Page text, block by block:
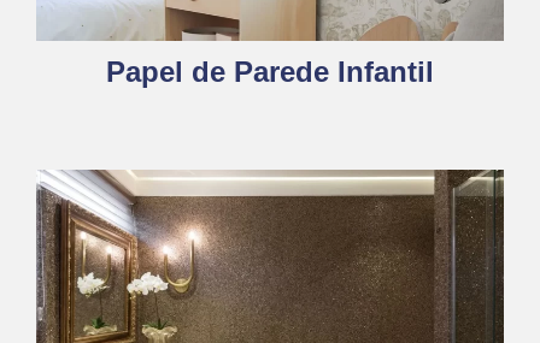
Papel de Parede Infantil